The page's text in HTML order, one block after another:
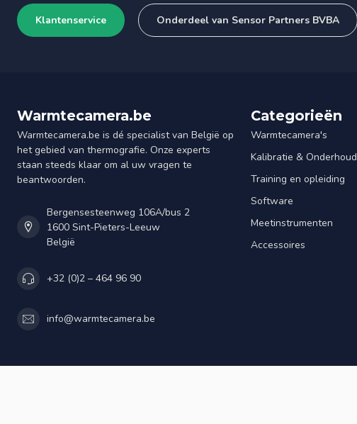
Klantenservice Onderdeel van Sensor Partners BVBA
Warmtecamera.be
Warmtecamera.be is dé specialist van België op
het gebied van thermografie. Onze experts
staan steeds klaar om al uw vragen te
beantwoorden.
Bergensesteenweg 106A/bus 2
1600 Sint-Pieters-Leeuw
België
+32 (0)2 – 464 96 90
info@warmtecamera.be
Categorieën
Warmtecamera's
Kalibratie & Onderhoud
Training en opleiding
Software
Meetinstrumenten
Accessoires